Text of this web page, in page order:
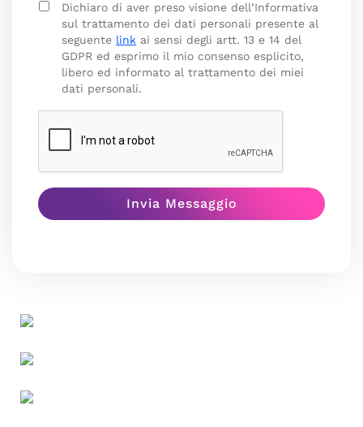
Dichiaro di aver preso visione dell’Informativa
sul trattamento dei dati personali presente al
seguente link ai sensi degli artt. 13 e 14 del
GDPR ed esprimo il mio consenso esplicito,
libero ed informato al trattamento dei miei
dati personali.